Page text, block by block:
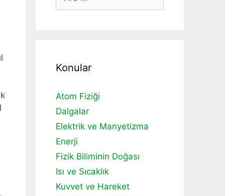
Konular
Atom Fiziği
Dalgalar
Elektrik ve Manyetizma
Enerji
Fizik Biliminin Doğası
Isı ve Sıcaklık
Kuvvet ve Hareket